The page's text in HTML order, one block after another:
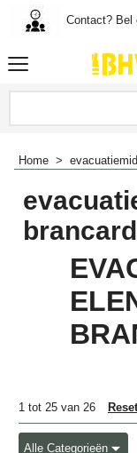
Contact? Bel
Home >
1 tot 25 van 26
Alle Categorieën